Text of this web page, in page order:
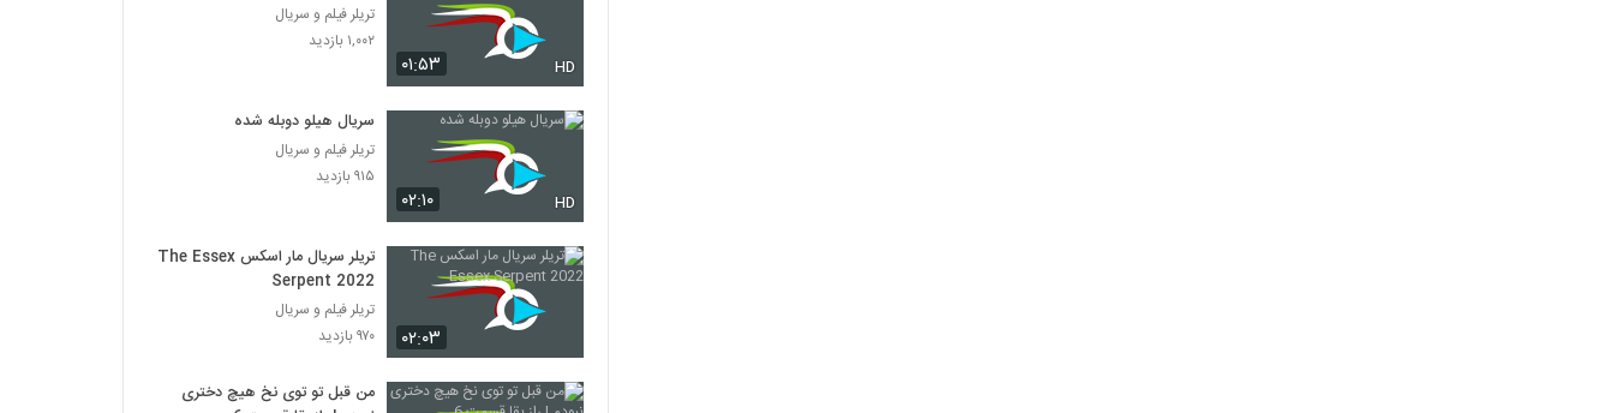
۰۱:۵۳ HD
تریلر فیلم و سریال
۱,۰۰۲ بازدید
۰۲:۱۰ HD
سریال هیلو دوبله شده
تریلر فیلم و سریال
۹۱۵ بازدید
۰۲:۰۳
تریلر سریال مار اسکس The Essex
Serpent 2022
تریلر فیلم و سریال
۹۷۰ بازدید
من قبل تو توی نخ هیچ دختری